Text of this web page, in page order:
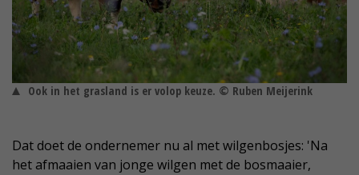
Ook in het grasland is er volop keuze. © Ruben Meijerink
Dat doet de ondernemer nu al met wilgenbosjes: 'Na
het afmaaien van jonge wilgen met de bosmaaier,